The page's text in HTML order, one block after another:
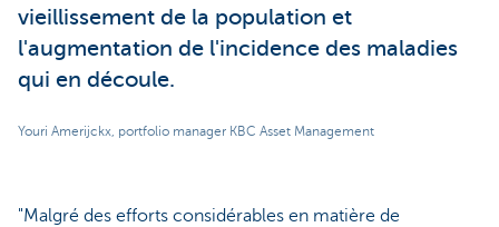
vieillissement de la population et
l'augmentation de l'incidence des maladies
qui en découle.
Youri Amerijckx, portfolio manager KBC Asset Management
"Malgré des efforts considérables en matière de